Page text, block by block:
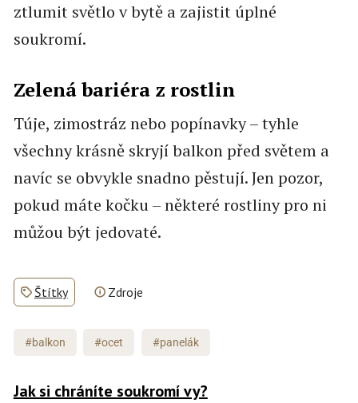
ztlumit světlo v bytě a zajistit úplné
soukromí.
Zelená bariéra z rostlin
Túje, zimostráz nebo popínavky – tyhle
všechny krásně skryjí balkon před světem a
navíc se obvykle snadno pěstují. Jen pozor,
pokud máte kočku – některé rostliny pro ni
můžou být jedovaté.
Štítky Zdroje
#balkon #ocet #panelák
Jak si chráníte soukromí vy?